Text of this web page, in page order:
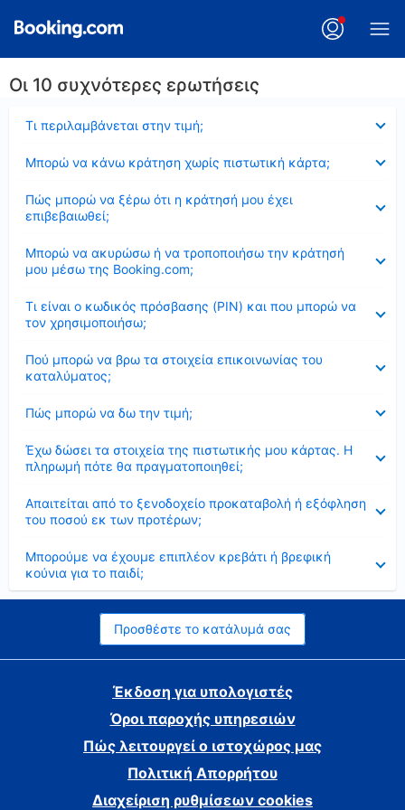
Οι 10 συχνότερες ερωτήσεις
Τι περιλαμβάνεται στην τιμή;
Μπορώ να κάνω κράτηση χωρίς πιστωτική κάρτα;
Πώς μπορώ να ξέρω ότι η κράτησή μου έχει
επιβεβαιωθεί;
Μπορώ να ακυρώσω ή να τροποποιήσω την κράτησή
μου μέσω της Booking.com;
Τι είναι ο κωδικός πρόσβασης (PIN) και που μπορώ να
τον χρησιμοποιήσω;
Πού μπορώ να βρω τα στοιχεία επικοινωνίας του
καταλύματος;
Πώς μπορώ να δω την τιμή;
Έχω δώσει τα στοιχεία της πιστωτικής μου κάρτας. Η
πληρωμή πότε θα πραγματοποιηθεί;
Απαιτείται από το ξενοδοχείο προκαταβολή ή εξόφληση
του ποσού εκ των προτέρων;
Μπορούμε να έχουμε επιπλέον κρεβάτι ή βρεφική
κούνια για το παιδί;
Προσθέστε το κατάλυμά σας
Έκδοση για υπολογιστές
Όροι παροχής υπηρεσιών
Πώς λειτουργεί ο ιστοχώρος μας
Πολιτική Απορρήτου
Διαχείριση ρυθμίσεων cookies